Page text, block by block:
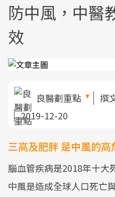
防中風，中醫
效
良醫劃重點 撰
2019-12-20
三高及肥胖 是中風的高
腦血管疾病是2018年十大
中風是造成全球人口死亡